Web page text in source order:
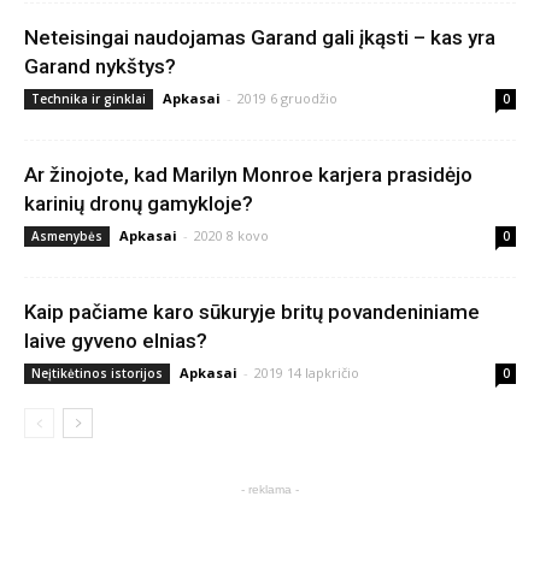
Neteisingai naudojamas Garand gali įkąsti – kas yra
Garand nykštys?
Technika ir ginklai Apkasai - 2019 6 gruodžio 0
Ar žinojote, kad Marilyn Monroe karjera prasidėjo
karinių dronų gamykloje?
Asmenybės Apkasai - 2020 8 kovo 0
Kaip pačiame karo sūkuryje britų povandeniniame
laive gyveno elnias?
Neįtikėtinos istorijos Apkasai - 2019 14 lapkričio 0
- reklama -